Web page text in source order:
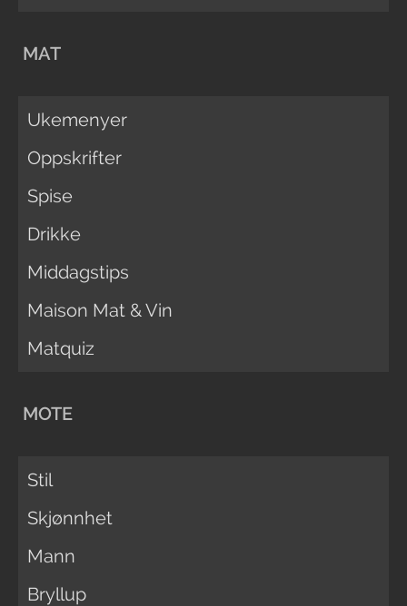
MAT
Ukemenyer
Oppskrifter
Spise
Drikke
Middagstips
Maison Mat & Vin
Matquiz
MOTE
Stil
Skjønnhet
Mann
Bryllup